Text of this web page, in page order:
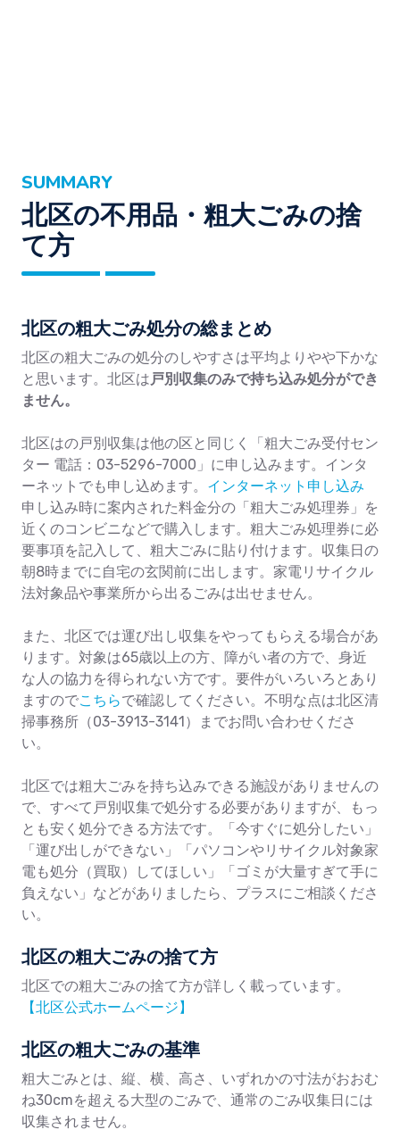
SUMMARY
北区の不用品・粗大ごみの捨
て方
北区の粗大ごみ処分の総まとめ
北区の粗大ごみの処分のしやすさは平均よりやや下かな
と思います。北区は戸別収集のみで持ち込み処分ができ
ません。
北区はの戸別収集は他の区と同じく「粗大ごみ受付セン
ター 電話：03-5296-7000」に申し込みます。インタ
ーネットでも申し込めます。 インターネット申し込み
申し込み時に案内された料金分の「粗大ごみ処理券」を
近くのコンビニなどで購入します。粗大ごみ処理券に必
要事項を記入して、粗大ごみに貼り付けます。収集日の
朝8時までに自宅の玄関前に出します。家電リサイクル
法対象品や事業所から出るごみは出せません。
また、北区では運び出し収集をやってもらえる場合があ
ります。対象は65歳以上の方、障がい者の方で、身近
な人の協力を得られない方です。要件がいろいろとあり
ますのでこちらで確認してください。不明な点は北区清
掃事務所（03-3913-3141）までお問い合わせくださ
い。
北区では粗大ごみを持ち込みできる施設がありませんの
で、すべて戸別収集で処分する必要がありますが、もっ
とも安く処分できる方法です。「今すぐに処分したい」
「運び出しができない」「パソコンやリサイクル対象家
電も処分（買取）してほしい」「ゴミが大量すぎて手に
負えない」などがありましたら、プラスにご相談くださ
い。
北区の粗大ごみの捨て方
北区での粗大ごみの捨て方が詳しく載っています。
【北区公式ホームページ】
北区の粗大ごみの基準
粗大ごみとは、縦、横、高さ、いずれかの寸法がおおむ
ね30cmを超える大型のごみで、通常のごみ収集日には
収集されません。